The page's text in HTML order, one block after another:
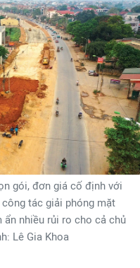
gói, đơn giá cố định với
tác giải phóng mặt
ẩn nhiều rủi ro cho cả chủ
Lê Gia Khoa